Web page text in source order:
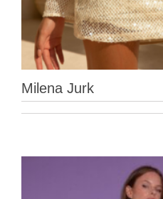
Milena Jurk